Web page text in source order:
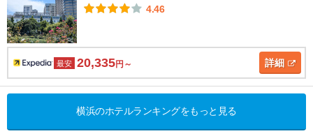
4.46
最安 20,335円～ 詳細
横浜のホテルランキングをもっと見る